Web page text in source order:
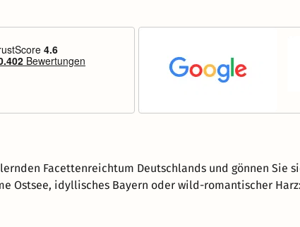
Facettenreichtum Deutschlands und gönnen Sie
Ostsee, idyllisches Bayern oder wild-romantischer